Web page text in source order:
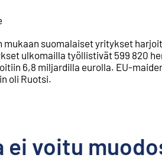
suomalaiset yritykset
ulkomailla työllistivät 599 820
6,8 miljardilla eurolla. EU-
oli Ruotsi.
ei voitu